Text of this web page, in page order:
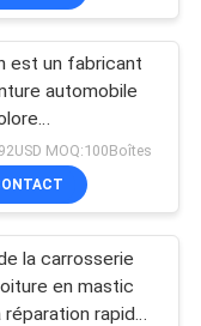
est un fabricant
automobile
MOQ:100Boîtes
la carrosserie
en mastic
rapide